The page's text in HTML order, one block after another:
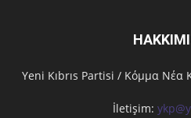
Υeni Kıbrıs Partisi / Κόμμα Νέα
İletişim: